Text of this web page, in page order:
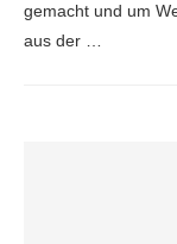
gemacht und um
aus der …